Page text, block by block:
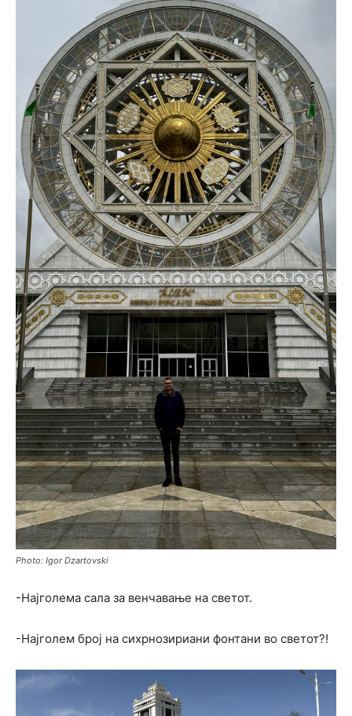
Photo: Igor Dzartovski
-Најголема сала за венчавање на светот.
-Најголем број на сихрнозириани фонтани во светот?!